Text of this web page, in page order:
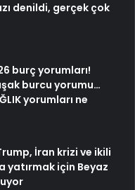
denildi, gerçek çok
burç yorumları!
burcu yorumu…
yorumları ne
İran krizi ve ikili
yatırmak için Beyaz